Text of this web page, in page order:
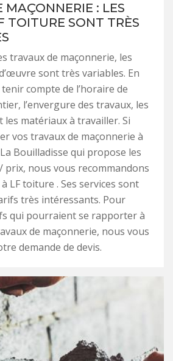
MAÇONNERIE : LES
TOITURE SONT TRÈS
travaux de maçonnerie, les
sont très variables. En
compte de l’horaire de
l’envergure des travaux, les
les matériaux à travailler. Si
vos travaux de maçonnerie à
Bouilladisse qui propose les
prix, nous vous recommandons
LF toiture . Ses services sont
très intéressants. Pour
qui pourraient se rapporter à
de maçonnerie, nous vous
demande de devis.